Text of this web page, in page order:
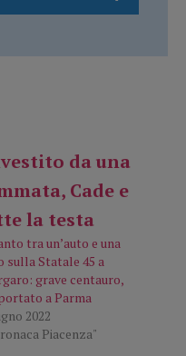
tra un’auto e una
sulla Statale 45 a
grave centauro,
a Parma
2022
Piacenza"